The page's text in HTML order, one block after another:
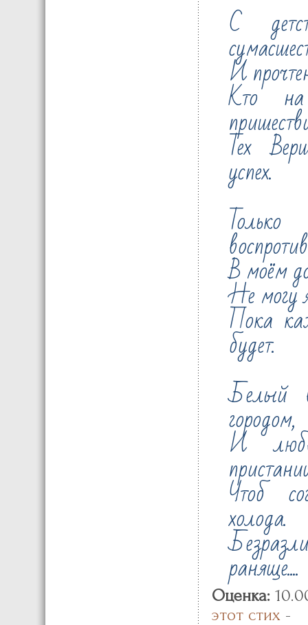
С
И
Кто на
Тех
успех.
В моём
Не могу
Пока
будет.
Белый
городом,
И
Чтоб
холода.
раняще....
Оценка:
этот стих -